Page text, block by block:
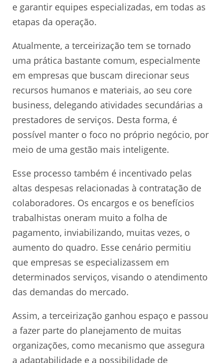
e garantir equipes especializadas, em todas as
etapas da operação.
Atualmente, a terceirização tem se tornado
uma prática bastante comum, especialmente
em empresas que buscam direcionar seus
recursos humanos e materiais, ao seu core
business, delegando atividades secundárias a
prestadores de serviços. Desta forma, é
possível manter o foco no próprio negócio, por
meio de uma gestão mais inteligente.
Esse processo também é incentivado pelas
altas despesas relacionadas à contratação de
colaboradores. Os encargos e os benefícios
trabalhistas oneram muito a folha de
pagamento, inviabilizando, muitas vezes, o
aumento do quadro. Esse cenário permitiu
que empresas se especializassem em
determinados serviços, visando o atendimento
das demandas do mercado.
Assim, a terceirização ganhou espaço e passou
a fazer parte do planejamento de muitas
organizações, como mecanismo que assegura
a adaptabilidade e a possibilidade de